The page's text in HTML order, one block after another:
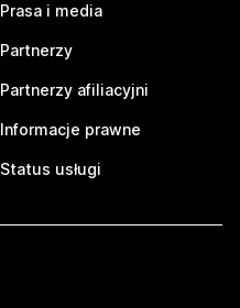
Prasa i media
Partnerzy
Partnerzy afiliacyjni
Informacje prawne
Status usługi